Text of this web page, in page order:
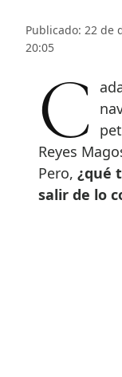
Publicado: 22 de
20:05
Cada vez que llegan las fiestas
Reyes
Pero, ¿qué
salir de lo